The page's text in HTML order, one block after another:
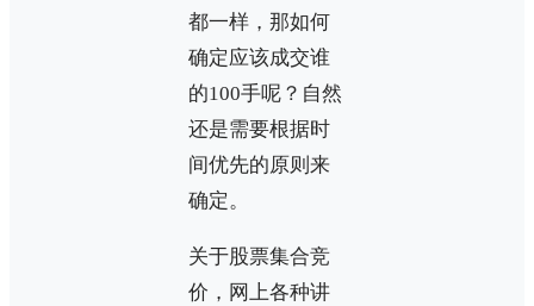
都一样，那如何
确定应该成交谁
的100手呢？自然
还是需要根据时
间优先的原则来
确定。
关于股票集合竞
价，网上各种讲